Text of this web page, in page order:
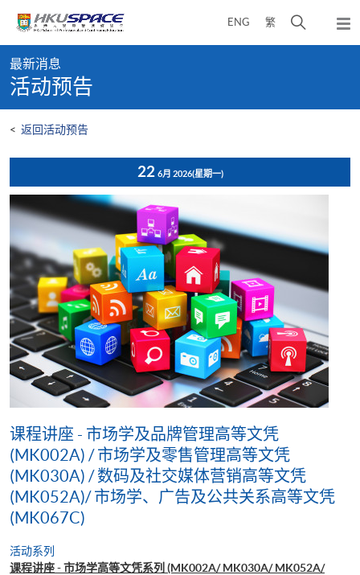
content
ENG 繁
开
弹
出
content
start
最新消息
活动预告
< 返回活动预告
22 6月 2026(星期一)
课程讲座 - 市场学及品牌管理高等文凭
(MK002A) / 市场学及零售管理高等文凭
(MK030A) / 数码及社交媒体营销高等文凭
(MK052A)/ 市场学、广告及公共关系高等文凭
(MK067C)
活动系列
课程讲座 - 市场学高等文凭系列 (MK002A/ MK030A/ MK052A/